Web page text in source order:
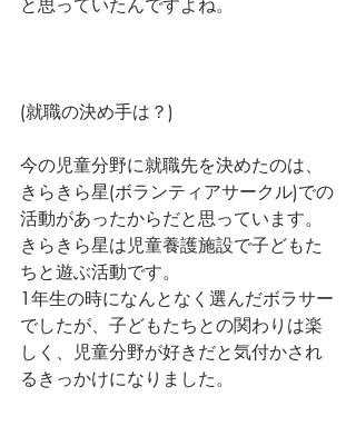
(就職の決め手は？)
今の児童分野に就職先を決めたのは、
きらきら星(ボランティアサークル)での
活動があったからだと思っています。
きらきら星は児童養護施設で子どもた
ちと遊ぶ活動です。
1年生の時になんとなく選んだボラサー
でしたが、子どもたちとの関わりは楽
しく、児童分野が好きだと気付かされ
るきっかけになりました。